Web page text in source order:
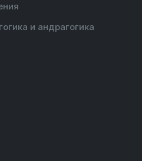
и андрагогика